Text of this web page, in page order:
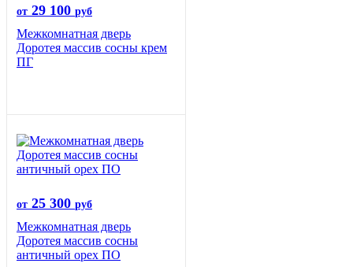
от 29 100 руб
Межкомнатная дверь
Доротея массив сосны крем
ПГ
от 25 300 руб
Межкомнатная дверь
Доротея массив сосны
античный орех ПО